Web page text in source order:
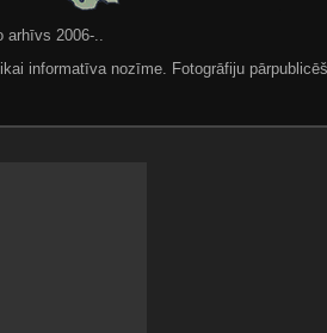
2006-..
informatīva nozīme. Fotogrāfiju